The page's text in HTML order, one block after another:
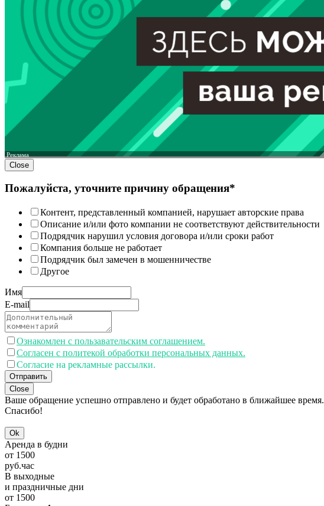
Реклама
Close
Пожалуйста, уточните причину обращения*
Контент, представленный компанией, нарушает авторские права
Описание и/или фото компании не соответствуют действительности
Подрядчик нарушил условия договора и/или сроки работ
Компания больше не работает
Подрядчик был замечен в мошенничестве
Другое
Имя
E-mail
Ознакомлен с пользавательским соглашением.
Согласен с политекой обработки персональных данных.
Согласие на рекламные рассылки.
Отправить
Close
Ваше обращение успешно отправлено и будет обработано в ближайшее время.
Спасибо!
Ok
Аренда в будни
от 1500
руб.час
В выходные
и праздничные дни
от 1500